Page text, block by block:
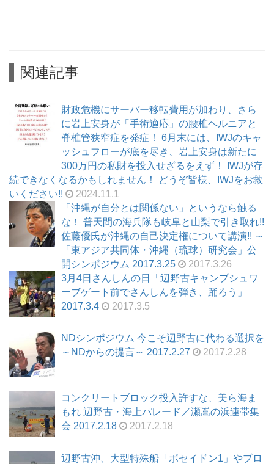
関連記事
財政危機にサーバー移転費用が加わり、さら
に岩上安身が「手術適応」の腰椎ヘルニアと
脊椎管狭窄症を発症！ 6月末には、IWJのキャ
ッシュフローが底を尽き、岩上安身は新たに
300万円の私財を投入せざるをえず！ IWJが存
続できなくなるかもしれません！ どうぞ皆様、IWJをお救
いください!!
2024.11.1
「沖縄が自分とは関係ない」というなら触る
な！ 普天間の海兵隊も岐阜と山梨で引き取れ!!
佐藤優氏が沖縄の自己決定権について講演!! ～
「東アジア共同体・沖縄（琉球）研究会」公
開シンポジウム 2017.3.25
2017.3.26
3月4日さんしんの日「辺野古キャンプシュワ
ーブゲート前でさんしんを弾き、踊ろう」
2017.3.4
2017.3.5
NDシンポジウム 今こそ辺野古に代わる選択を
～NDからの提言～ 2017.2.27
2017.2.28
コンクリートブロック投入許すな、美ら海ま
もれ 辺野古・海上パレード／瀬嵩の浜連帯集
会 2017.2.18
2017.2.18
辺野古沖、大型特殊船「ポセイドン1」やブロ